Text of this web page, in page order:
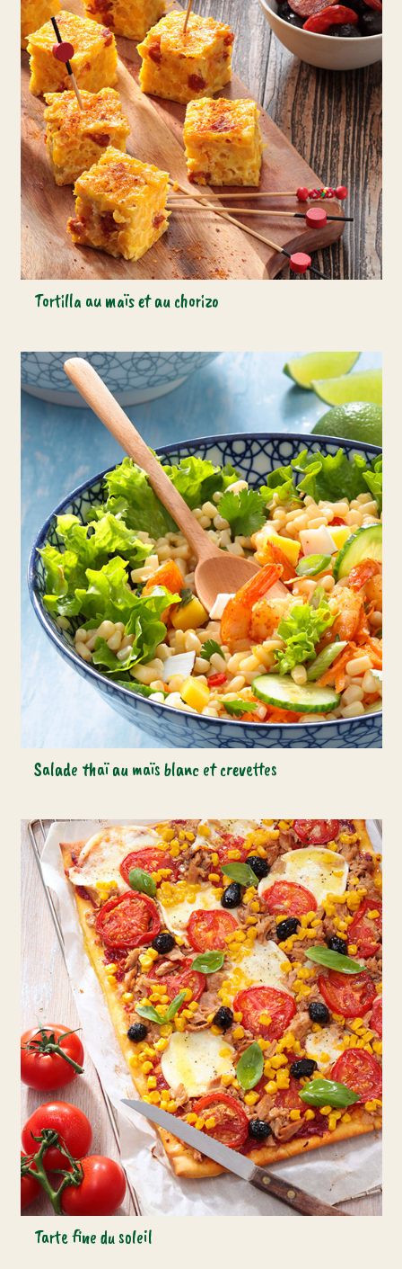
Tortilla au maïs et au chorizo
Salade thaï au maïs blanc et crevettes
Tarte fine du soleil